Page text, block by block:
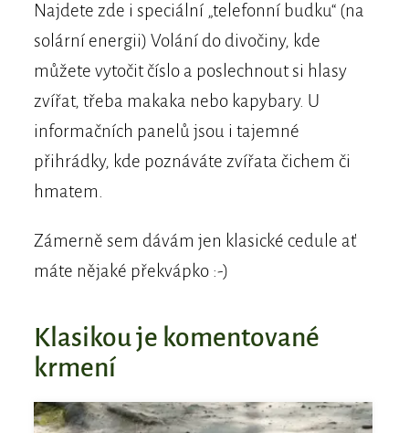
Najdete zde i speciální „telefonní budku“ (na
solární energii) Volání do divočiny, kde
můžete vytočit číslo a poslechnout si hlasy
zvířat, třeba makaka nebo kapybary. U
informačních panelů jsou i tajemné
přihrádky, kde poznáváte zvířata čichem či
hmatem.
Zámerně sem dávám jen klasické cedule ať
máte nějaké překvápko :-)
Klasikou je komentované
krmení